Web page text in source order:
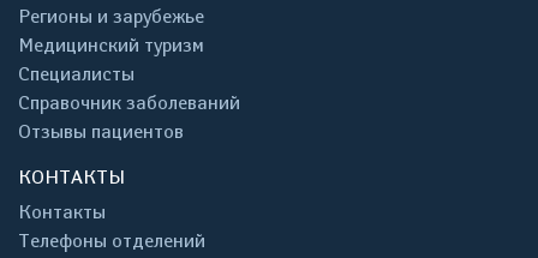
Регионы и зарубежье
Медицинский туризм
Специалисты
Справочник заболеваний
Отзывы пациентов
КОНТАКТЫ
Контакты
Телефоны отделений